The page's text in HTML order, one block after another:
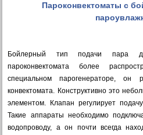
Пароконвектоматы с
Бойлерный тип подачи пара
пароконвектомата более
специальном парогенераторе, он
конвектомата. Конструктивно это
элементом. Клапан регулирует
Такие аппараты необходимо
водопроводу, а он почти всегда